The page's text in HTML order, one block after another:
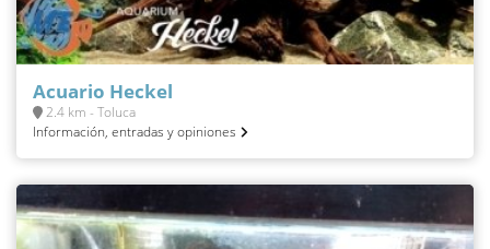
Acuario Heckel
2.4 km - Toluca
Información, entradas y opiniones